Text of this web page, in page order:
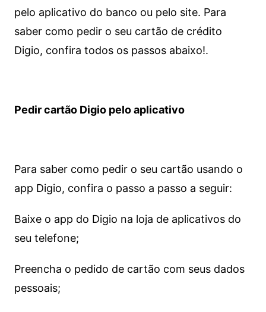
pelo aplicativo do banco ou pelo site. Para
saber como pedir o seu cartão de crédito
Digio, confira todos os passos abaixo!.
Pedir cartão Digio pelo aplicativo
Para saber como pedir o seu cartão usando o
app Digio, confira o passo a passo a seguir:
Baixe o app do Digio na loja de aplicativos do
seu telefone;
Preencha o pedido de cartão com seus dados
pessoais;